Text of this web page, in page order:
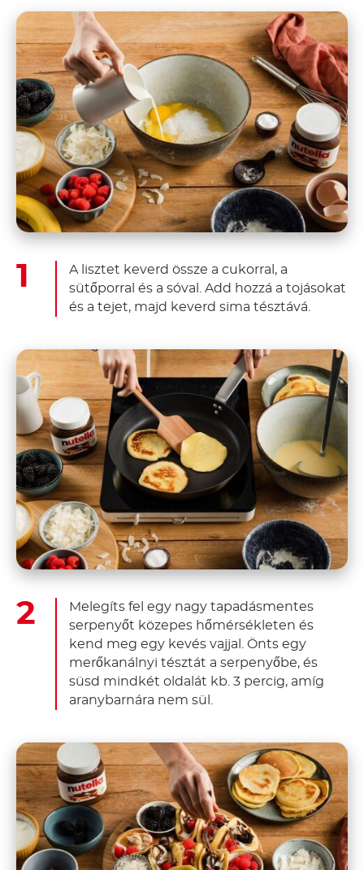
A lisztet keverd össze a cukorral, a
sütőporral és a sóval. Add hozzá a tojásokat
és a tejet, majd keverd sima tésztává.
Melegíts fel egy nagy tapadásmentes
serpenyőt közepes hőmérsékleten és
kend meg egy kevés vajjal. Önts egy
merőkanálnyi tésztát a serpenyőbe, és
süsd mindkét oldalát kb. 3 percig, amíg
aranybarnára nem sül.